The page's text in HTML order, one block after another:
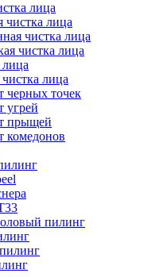
лица
чистка лица
чистка лица
чистка лица
лица
лица
черных точек
угрей
прыщей
комедонов
пилинг